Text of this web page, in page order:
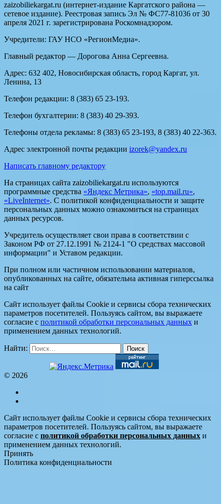
zaizobiliekargat.ru (интернет-издание Каргатского района —
сетевое издание). Реестровая запись Эл № ФС77-81036 от 30
апреля 2021 г. зарегистрирована Роскомнадзором.
Учредители: ГАУ НСО «РегионМедиа».
Главный редактор — Дорогова Анна Сергеевна.
Адрес: 632 402, Новосибирская область, город Каргат, ул.
Ленина, 13
Телефон редакции: 8 (383) 65 23-193.
Телефон бухгалтерии: 8 (383) 40 29-393.
Телефоны отдела рекламы: 8 (383) 65 23-193, 8 (383) 40 22-363.
Адрес электронной почты редакции izorek@yandex.ru
Написать главному редактору
На страницах сайта zaizobiliekargat.ru используются
программные средства «Яндекс Метрика», «top.mail.ru»,
«LiveInternet». С политикой конфиденциальности и защите
персональных данных можно ознакомиться на страницах
данных ресурсов.
Учредитель осуществляет свои права в соответствии с
Законом РФ от 27.12.1991 № 2124-1 "О средствах массовой
информации" и Уставом редакции.
При полном или частичном использовании материалов,
опубликованных на сайте, обязательна активная гиперссылка
на сайт
Сайт использует файлы Cookie и сервисы сбора технических
параметров посетителей. Пользуясь сайтом, вы выражаете
согласие с политикой обработки персональных данных и
применением данных технологий.
Найти:
© 2026
Сайт использует файлы Cookie и сервисы сбора технических
параметров посетителей. Пользуясь сайтом, вы выражаете
согласие с политикой обработки персональных данных и
применением данных технологий.
Принять
Политика конфиденциальности